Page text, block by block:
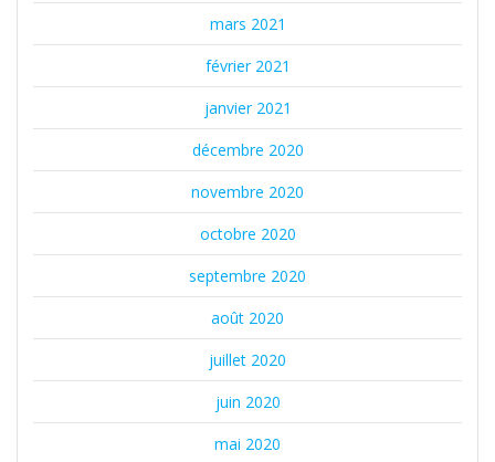
mars 2021
février 2021
janvier 2021
décembre 2020
novembre 2020
octobre 2020
septembre 2020
août 2020
juillet 2020
juin 2020
mai 2020